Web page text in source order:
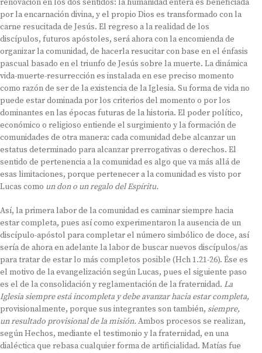
renovación en los dos sentidos: la humanidad entera es beneficiada
por la encarnación divina, y el propio Dios es transformado con la
carne resucitada de Jesús. El regreso a la realidad de los
discípulos, futuros apóstoles, será ahora con la encomienda de
organizar la comunidad, de hacerla resucitar con base en el énfasis
pascual basado en el triunfo de Jesús sobre la muerte. La dinámica
vida-muerte-resurrección es instalada en ese preciso momento
como razón de ser de la existencia de la Iglesia. Su forma de vida no
puede estar dominada por los criterios del momento o por los
dominantes en las épocas futuras de la historia. El poder político,
económico o religioso entiende el surgimiento y la formación de
comunidades de otra manera: cada comunidad debe alcanzar un
estatus determinado para alcanzar prerrogativas o derechos. El
sentido de pertenencia a la comunidad es algo que va más allá de
esas limitaciones, porque pertenecer a la comunidad es visto por
Lucas como un don o un regalo del Espíritu.
Así, la primera labor de la comunidad es caminar siempre hacia
estar completa, pues así como experimentaron la ausencia de un
discípulo-apóstol para completar el número simbólico de doce, así
sería de ahora en adelante la labor de buscar nuevos discípulos/as
para tratar de estar lo más completos posible (Hch 1.21-26). Ése es
el motivo de la evangelización según Lucas, pues el siguiente paso
es el de la consolidación y reglamentación de la fraternidad. La
Iglesia siempre está incompleta y debe avanzar hacia estar completa,
provisionalmente, porque sus integrantes son también, siempre,
un resultado provisional de la misión. Ambos procesos se realizan,
según Hechos, mediante el testimonio y la fraternidad, en una
dialéctica que rebasa cualquier forma de artificialidad. Matías fue